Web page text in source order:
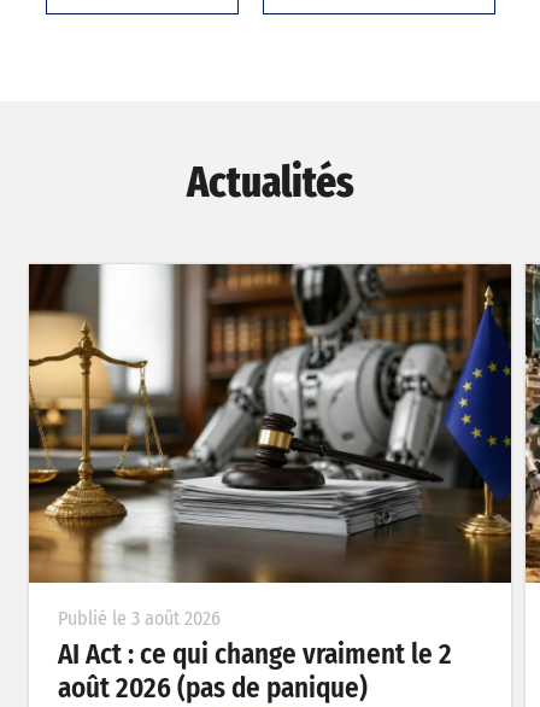
Actualités
Publié le 3 août 2026
AI Act : ce qui change vraiment le 2
août 2026 (pas de panique)